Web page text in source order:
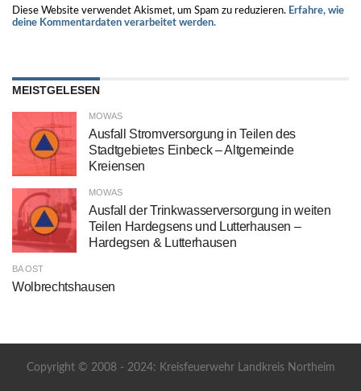
Diese Website verwendet Akismet, um Spam zu reduzieren. Erfahre, wie
deine Kommentardaten verarbeitet werden.
MEISTGELESEN
MOWAS
Ausfall Stromversorgung in Teilen des
Stadtgebietes Einbeck – Altgemeinde
Kreiensen
MOWAS
Ausfall der Trinkwasserversorgung in weiten
Teilen Hardegsens und Lutterhausen –
Hardegsen & Lutterhausen
BA OST
Wolbrechtshausen
Copyright © 2008 - 2024: Kreisfeuerwehr Landkreis Northeim